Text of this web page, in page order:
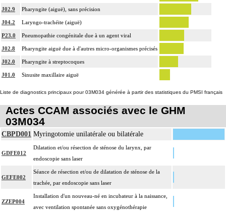
J02.9 Pharyngite (aiguë), sans précision
J04.2 Laryngo-trachéite (aiguë)
P23.0 Pneumopathie congénitale due à un agent viral
J02.8 Pharyngite aiguë due à d'autres micro-organismes précisés
J02.0 Pharyngite à streptocoques
J01.0 Sinusite maxillaire aiguë
Liste de diagnostics principaux pour 03M034 générée à partir des statistiques du PMSI français
Actes CCAM associés avec le GHM
03M034
CBPD001 Myringotomie unilatérale ou bilatérale
GDFE012
Dilatation et/ou résection de sténose du larynx, par
endoscopie sans laser
GEFE002
Séance de résection et/ou de dilatation de sténose de la
trachée, par endoscopie sans laser
ZZEP004
Installation d'un nouveau-né en incubateur à la naissance,
avec ventilation spontanée sans oxygénothérapie